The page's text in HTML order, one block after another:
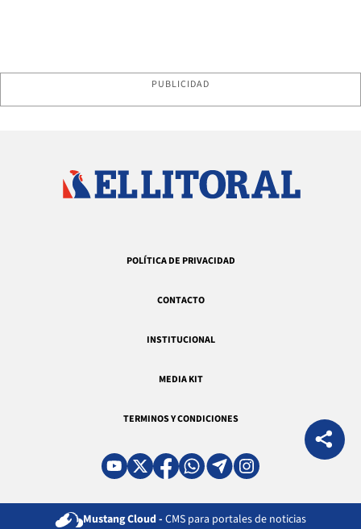
PUBLICIDAD
POLÍTICA DE PRIVACIDAD
CONTACTO
INSTITUCIONAL
MEDIA KIT
TERMINOS Y CONDICIONES
Mustang Cloud - CMS para portales de noticias